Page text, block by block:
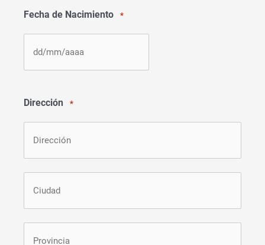
Fecha de Nacimiento *
MM
barra
AAAA
Dirección *